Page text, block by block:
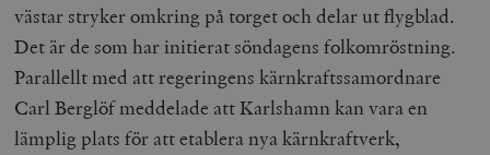
västar stryker omkring på torget och delar ut flygblad.
Det är de som har initierat söndagens folkomröstning.
Parallellt med att regeringens kärnkraftssamordnare
Carl Berglöf meddelade att Karlshamn kan vara en
lämplig plats för att etablera nya kärnkraftverk,